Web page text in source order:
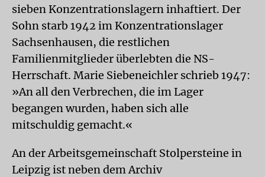
sieben Konzentrationslagern inhaftiert. Der
Sohn starb 1942 im Konzentrationslager
Sachsenhausen, die restlichen
Familienmitglieder überlebten die NS-
Herrschaft. Marie Siebeneichler schrieb 1947:
»An all den Verbrechen, die im Lager
begangen wurden, haben sich alle
mitschuldig gemacht.«
An der Arbeitsgemeinschaft Stolpersteine in
Leipzig ist neben dem Archiv